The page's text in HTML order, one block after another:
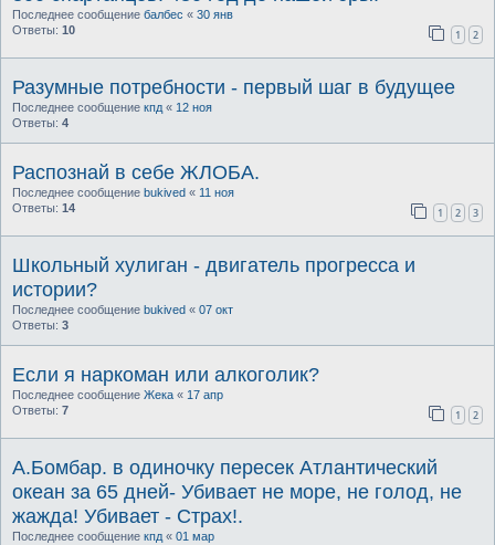
Последнее сообщение балбес « 30 янв
Ответы: 10 1 2
Разумные потребности - первый шаг в будущее
Последнее сообщение кпд « 12 ноя
Ответы: 4
Распознай в себе ЖЛОБА.
Последнее сообщение bukived « 11 ноя
Ответы: 14 1 2 3
Школьный хулиган - двигатель прогресса и
истории?
Последнее сообщение bukived « 07 окт
Ответы: 3
Если я наркоман или алкоголик?
Последнее сообщение Жека « 17 апр
Ответы: 7 1 2
А.Бомбар. в одиночку пересек Атлантический
океан за 65 дней- Убивает не море, не голод, не
жажда! Убивает - Страх!.
Последнее сообщение кпд « 01 мар